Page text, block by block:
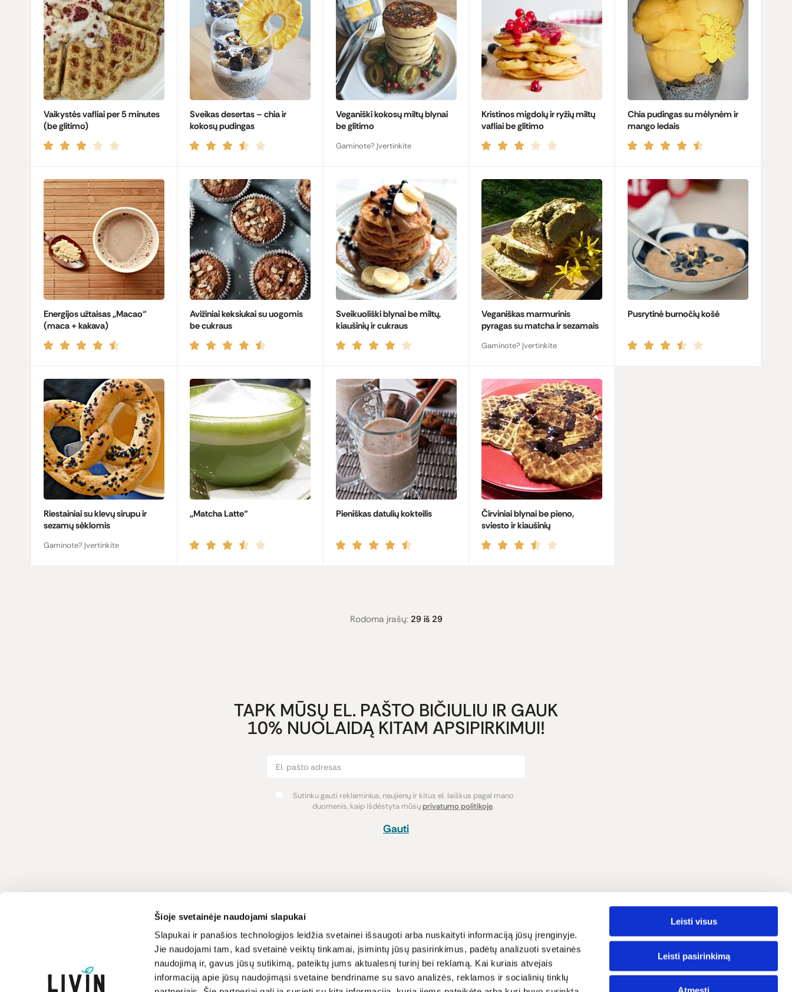
Šioje svetainėje naudojami slapukai
Slapukai ir panašios technologijos leidžia svetainei išsaugoti arba nuskaityti informaciją jūsų įrenginyje.
Jie naudojami tam, kad svetainė veiktų tinkamai, įsimintų jūsų pasirinkimus, padėtų analizuoti svetainės
naudojimą ir, gavus jūsų sutikimą, pateiktų jums aktualesnį turinį bei reklamą. Kai kuriais atvejais
informaciją apie jūsų naudojimąsi svetaine bendriname su savo analizės, reklamos ir socialinių tinklų
Leisti visus
Leisti pasirinkimą
Vaikystės vafliai per 5 minutes
(be glitimo)
Sveikas desertas – chia ir
kokosų pudingas
Veganiški kokosų miltų blynai
be glitimo
Gaminote? Įvertinkite
Kristinos migdolų ir ryžių miltų
vafliai be glitimo
Chia pudingas su mėlynėm ir
mango ledais
Energijos užtaisas „Macao“
(maca + kakava)
Avižiniai keksiukai su uogomis
be cukraus
Sveikuoliški blynai be miltų,
kiaušinių ir cukraus
Veganiškas marmurinis
pyragas su matcha ir sezamais
Gaminote? Įvertinkite
Pusrytinė burnočių košė
Riestainiai su klevų sirupu ir
sezamų sėklomis
Gaminote? Įvertinkite
„Matcha Latte“ Pieniškas datulių kokteilis
Čirviniai blynai be pieno,
sviesto ir kiaušinių
Rodoma įrašų: 29 iš 29
TAPK MŪSŲ EL. PAŠTO BIČIULIU IR GAUK
10% NUOLAIDĄ KITAM APSIPIRKIMUI!
Sutinku gauti reklaminius, naujienų ir kitus el. laiškus pagal mano
duomenis, kaip išdėstyta mūsųprivatumo politikoje.
Gauti
Atsakome darbo dienomis
8-17 val.
LIVIN
Apie mus
Kontaktai
Parduotuvės
Prekių ženklai
Atsiskaitymo būdai
Pristatymas
Prekių grąžinimas
Lojalumo programa
Naujienos ir straipsniai
Receptai
Sąlygos ir nuostatos
Lietuvių